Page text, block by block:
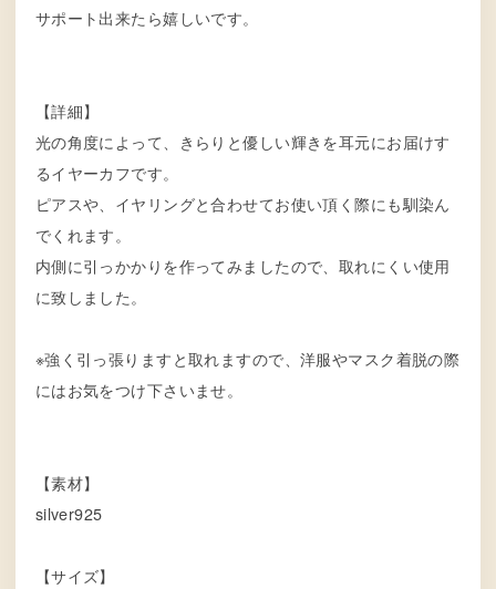
サポート出来たら嬉しいです。
【詳細】
光の角度によって、きらりと優しい輝きを耳元にお届けす
るイヤーカフです。
ピアスや、イヤリングと合わせてお使い頂く際にも馴染ん
でくれます。
内側に引っかかりを作ってみましたので、取れにくい使用
に致しました。
※強く引っ張りますと取れますので、洋服やマスク着脱の際
にはお気をつけ下さいませ。
【素材】
silver925
【サイズ】